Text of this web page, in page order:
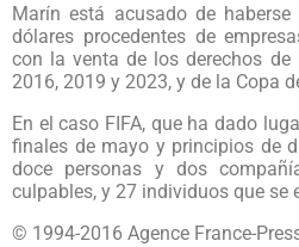
Marín está acusado de
dólares procedentes de
con la venta de los derechos de
2016, 2019 y 2023, y de la Copa
En el caso FIFA, que ha dado
finales de mayo y principios de
doce personas y dos
culpables, y 27 individuos que se
© 1994-2016 Agence France-